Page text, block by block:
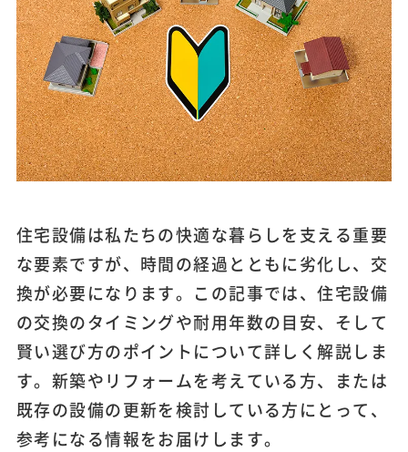
住宅設備は私たちの快適な暮らしを支える重要
な要素ですが、時間の経過とともに劣化し、交
換が必要になります。この記事では、住宅設備
の交換のタイミングや耐用年数の目安、そして
賢い選び方のポイントについて詳しく解説しま
す。新築やリフォームを考えている方、または
既存の設備の更新を検討している方にとって、
参考になる情報をお届けします。